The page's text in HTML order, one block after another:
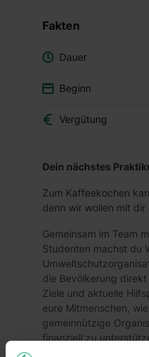
Fakten
Dauer
Beginn
Vergütung
Dein nächstes
Zum Kaffeekochen
denn wir wollen mit dir
Gemeinsam im Team
Studenten machst du
die Bevölkerung
Ziele und aktuelle
eure Mitmenschen,
gemeinnützige
finanziell zu